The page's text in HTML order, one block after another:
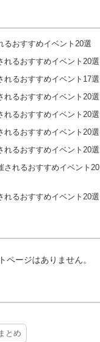
るおすすめイベント20選
れるおすすめイベント20選
れるおすすめイベント17選
れるおすすめイベント20選
れるおすすめイベント20選
れるおすすめイベント20選
れるおすすめイベント20選
されるおすすめイベント20
れるおすすめイベント20選
ページはありません。
とめ